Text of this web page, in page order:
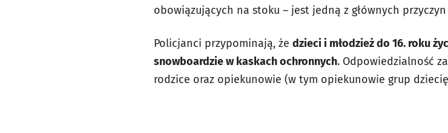
obowiązujących na stoku – jest jedną z głównych
Policjanci przypominają, że dzieci i młodzież do 16. roku
snowboardzie w kaskach ochronnych. Odpowiedzialność
rodzice oraz opiekunowie (w tym opiekunowie grup